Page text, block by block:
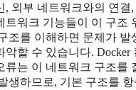
, 외부 네트워크와의 연결
트워크 기능들이 이 구조
조를 이해하면 문제가 발
악할 수 있습니다. Docker
류는 이 네트워크 구조를
생하므로, 기본 구조를